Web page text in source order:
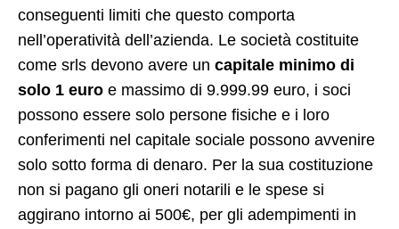
conseguenti limiti che questo comporta
nell’operatività dell’azienda. Le società costituite
come srls devono avere un capitale minimo di
solo 1 euro e massimo di 9.999.99 euro, i soci
possono essere solo persone fisiche e i loro
conferimenti nel capitale sociale possono avvenire
solo sotto forma di denaro. Per la sua costituzione
non si pagano gli oneri notarili e le spese si
aggirano intorno ai 500€, per gli adempimenti in